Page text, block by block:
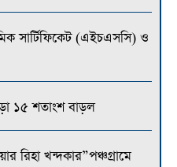
সার্টিফিকেট (এইচএসসি) ও
১৫ শতাংশ বাড়ল
রিহা খন্দকার”পঞ্চগ্রামে